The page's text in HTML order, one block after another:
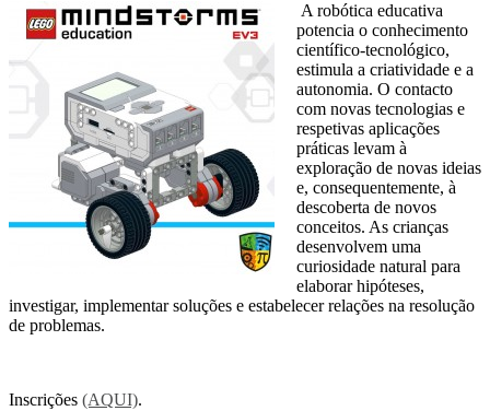
A robótica educativa
potencia o conhecimento
científico-tecnológico,
estimula a criatividade e a
autonomia. O contacto
com novas tecnologias e
respetivas aplicações
práticas levam à
exploração de novas ideias
e, consequentemente, à
descoberta de novos
conceitos. As crianças
desenvolvem uma
curiosidade natural para
elaborar hipóteses,
investigar, implementar soluções e estabelecer relações na resolução
de problemas.
Inscrições (AQUI).